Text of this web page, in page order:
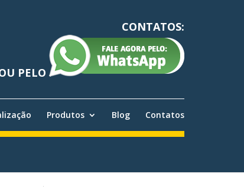
CONTATOS:
PELO
Produtos Blog Contatos